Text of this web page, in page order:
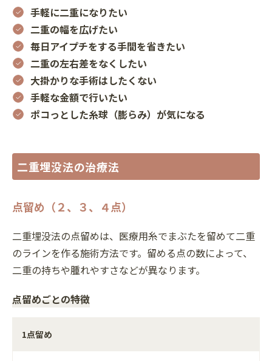
手軽に二重になりたい
二重の幅を広げたい
毎日アイプチをする手間を省きたい
二重の左右差をなくしたい
大掛かりな手術はしたくない
手軽な金額で行いたい
ポコっとした糸球（膨らみ）が気になる
二重埋没法の治療法
点留め（２、３、４点）
二重埋没法の点留めは、医療用糸でまぶたを留めて二重
のラインを作る施術方法です。留める点の数によって、
二重の持ちや腫れやすさなどが異なります。
点留めごとの特徴
1点留め